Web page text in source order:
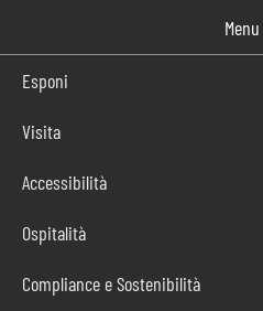
contenuto
IT
Home»Report integrato
Menu
Esponi
Visita
Accessibilità
Ospitalità
Compliance e Sostenibilità